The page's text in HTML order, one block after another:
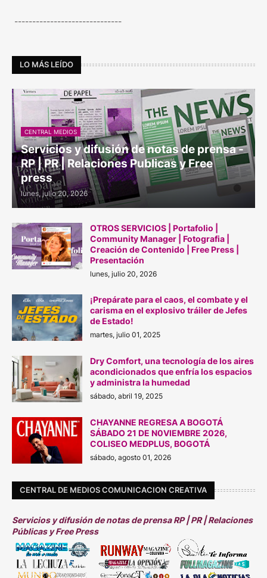
------------------------------
LO MÁS LEÍDO
CENTRAL MEDIOS
Servicios y difusión de notas de prensa -
RP | PR | Relaciones Publicas y Free
press
lunes, julio 20, 2026
OTROS SERVICIOS | Portafolio |
Community Manager | Fotografia |
Creación de Contenido | Free Press |
Presentación
lunes, julio 20, 2026
¡Prepárate para el caos, el combate y el
carisma en el explosivo tráiler de Jefes
de Estado!
martes, julio 01, 2025
Dry Comfort, una tecnología de los aires
acondicionados que enfría los espacios
y administra la humedad
sábado, abril 19, 2025
CHAYANNE REGRESA A BOGOTÁ
SÁBADO 21 DE N0VIEMBRE 2026,
COLISEO MEDPLUS, BOGOTÁ
sábado, agosto 01, 2026
CENTRAL DE MEDIOS COMUNICACION CREATIVA
Servicios y difusión de notas de prensa RP | PR | Relaciones
Públicas y Free Press